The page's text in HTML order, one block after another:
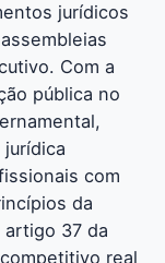
jurídicos
Com a
pública no
com
da
artigo 37 da
real